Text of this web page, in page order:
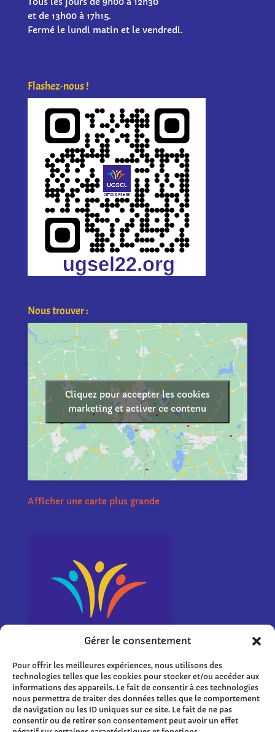
Gérer le consentement
Pour offrir les meilleures expériences, nous utilisons des
technologies telles que les cookies pour stocker et/ou accéder aux
informations des appareils. Le fait de consentir à ces technologies
nous permettra de traiter des données telles que le comportement
de navigation ou les ID uniques sur ce site. Le fait de ne pas
consentir ou de retirer son consentement peut avoir un effet
et de 13h00 à 17h15.
Fermé le lundi matin et le vendredi.
Flashez-nous !
Nous trouver :
Cliquez pour accepter les cookies
marketing et activer ce contenu
Afficher une carte plus grande
Liens